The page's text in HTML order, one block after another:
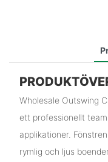
Wholesale Outswing
ett professionellt
applikationer.
rymlig och ljus